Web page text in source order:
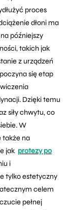
proces
dłoni ma
późniejszy
takich jak
z urządzeń
się etap
Dzięki temu
siły chwytu, co
W
także na
jak protezy po
i
tylko estetyczny
celem
pełnej